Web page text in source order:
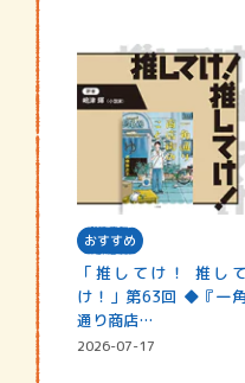
おすすめ
「推してけ！ 推して
け！」第63回 ◆『一角
通り商店…
2026-07-17